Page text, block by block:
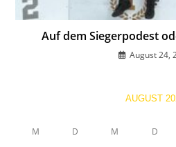
Auf dem Siegerpodest
August 24,
AUGUST
M D M D